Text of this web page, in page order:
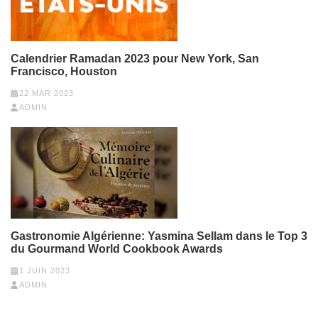
Calendrier Ramadan 2023 pour New York, San
Francisco, Houston
22 MAR 2023
ADMIN
Gastronomie Algérienne: Yasmina Sellam dans le Top 3
du Gourmand World Cookbook Awards
1 JUIN 2023
ADMIN